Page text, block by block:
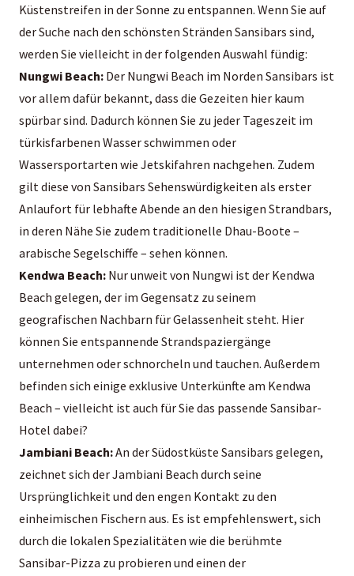
Küstenstreifen in der Sonne zu entspannen. Wenn Sie auf
der Suche nach den schönsten Stränden Sansibars sind,
werden Sie vielleicht in der folgenden Auswahl fündig:
Nungwi Beach: Der Nungwi Beach im Norden Sansibars ist
vor allem dafür bekannt, dass die Gezeiten hier kaum
spürbar sind. Dadurch können Sie zu jeder Tageszeit im
türkisfarbenen Wasser schwimmen oder
Wassersportarten wie Jetskifahren nachgehen. Zudem
gilt diese von Sansibars Sehenswürdigkeiten als erster
Anlaufort für lebhafte Abende an den hiesigen Strandbars,
in deren Nähe Sie zudem traditionelle Dhau-Boote –
arabische Segelschiffe – sehen können.
Kendwa Beach: Nur unweit von Nungwi ist der Kendwa
Beach gelegen, der im Gegensatz zu seinem
geografischen Nachbarn für Gelassenheit steht. Hier
können Sie entspannende Strandspaziergänge
unternehmen oder schnorcheln und tauchen. Außerdem
befinden sich einige exklusive Unterkünfte am Kendwa
Beach – vielleicht ist auch für Sie das passende Sansibar-
Hotel dabei?
Jambiani Beach:An der Südostküste Sansibars gelegen,
zeichnet sich der Jambiani Beach durch seine
Ursprünglichkeit und den engen Kontakt zu den
einheimischen Fischern aus. Es ist empfehlenswert, sich
durch die lokalen Spezialitäten wie die berühmte
Sansibar-Pizza zu probieren und einen der